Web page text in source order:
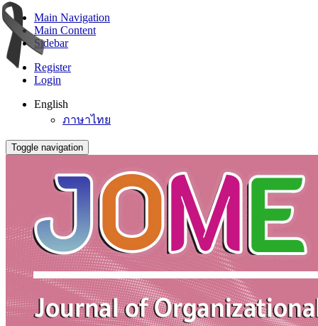
Main Navigation
Main Content
Sidebar
Register
Login
English
ภาษาไทย
Toggle navigation